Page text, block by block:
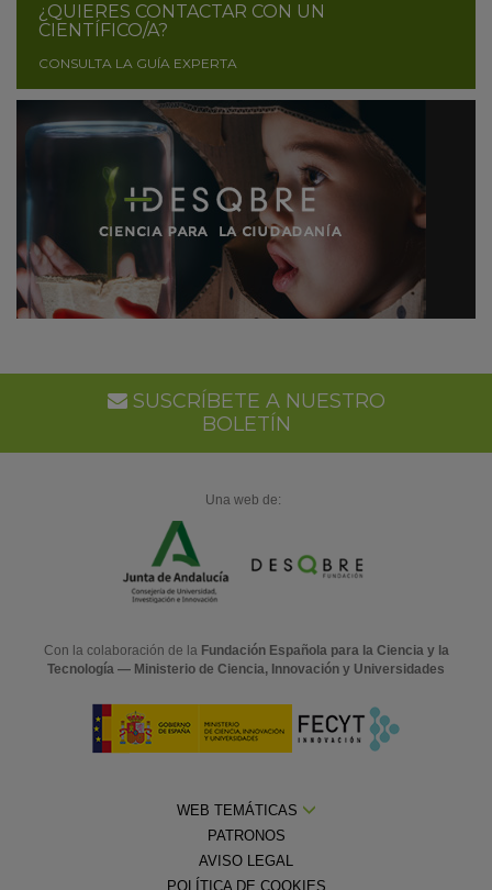
¿QUIERES CONTACTAR CON UN
CIENTÍFICO/A?
CONSULTA LA GUÍA EXPERTA
SUSCRÍBETE A NUESTRO
BOLETÍN
Una web de:
Con la colaboración de la Fundación Española para la Ciencia y la
Tecnología — Ministerio de Ciencia, Innovación y Universidades
WEB TEMÁTICAS
PATRONOS
AVISO LEGAL
POLÍTICA DE COOKIES